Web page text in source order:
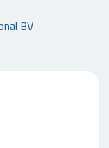
BV